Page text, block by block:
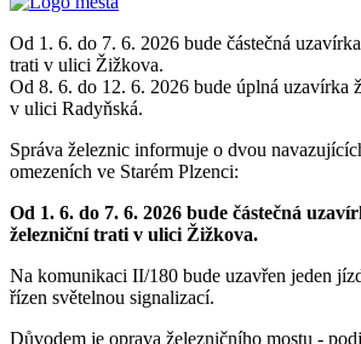
Od 1. 6. do 7. 6. 2026 bude částečná
trati v ulici Žižkova.
Od 8. 6. do 12. 6. 2026 bude úplná uzavírka
v ulici Radyňská.
Správa železnic informuje o dvou
omezeních ve Starém Plzenci:
Od 1. 6. do 7. 6. 2026 bude částečná
železniční trati v ulici Žižkova.
Na komunikaci II/180 bude uzavřen jeden
řízen světelnou signalizací.
Důvodem je oprava železničního mostu -